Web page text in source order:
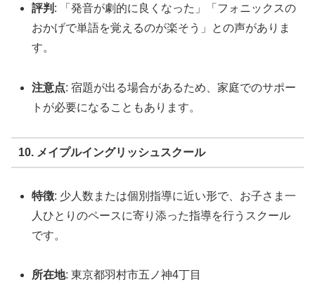
評判 : 「発音が劇的に良くなった」「フォニックスの
おかげで単語を覚えるのが楽そう」との声がありま
す。
注意点: 宿題が出る場合があるため、家庭でのサポー
トが必要になることもあります。
10. メイプルイングリッシュスクール
特徴: 少人数または個別指導に近い形で、お子さま一
人ひとりのペースに寄り添った指導を行うスクール
です。
所在地: 東京都羽村市五ノ神4丁目